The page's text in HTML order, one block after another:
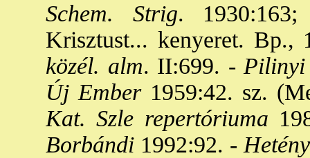
Schem. Strig.
Krisztust... kenyeret. Bp.,
közél. alm. II:699. - Pilinyi
Új Ember1959:42. sz.
Kat. Szle repertóriuma
Borbándi 1992:92. -